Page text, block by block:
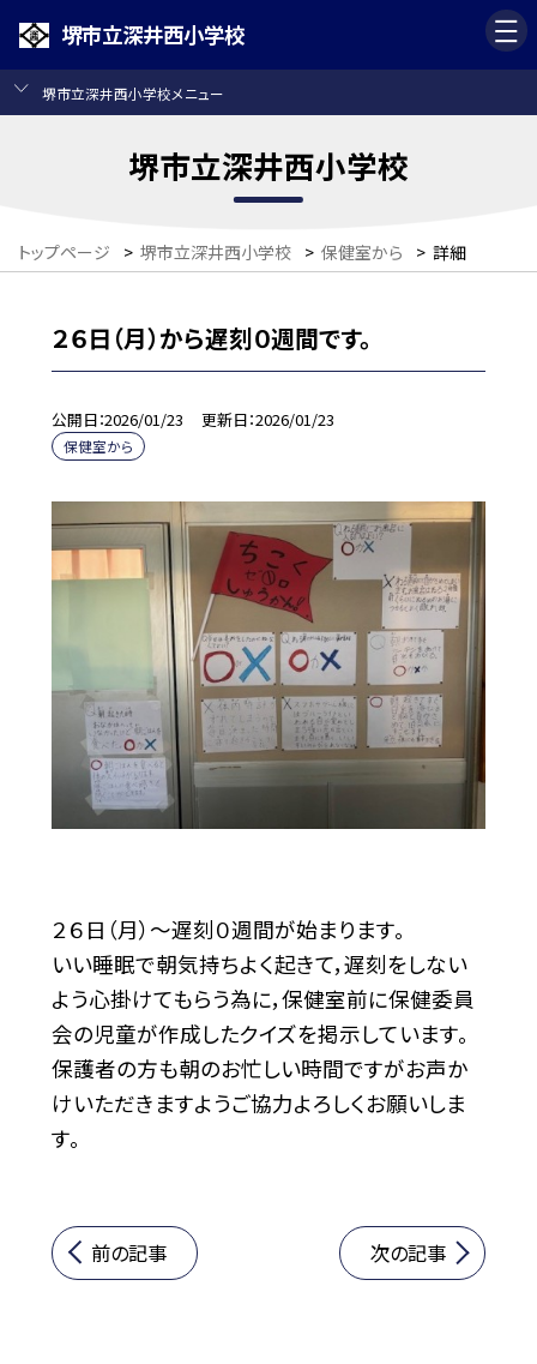
堺市立深井西小学校
堺市立深井西小学校メニュー
堺市立深井西小学校
トップページ > 堺市立深井西小学校 > 保健室から > 詳細
２６日（月）から遅刻０週間です。
公開日 2026/01/23 更新日 2026/01/23
保健室から
２６日（月）～遅刻０週間が始まります。
いい睡眠で朝気持ちよく起きて，遅刻をしない
よう心掛けてもらう為に，保健室前に保健委員
会の児童が作成したクイズを掲示しています。
保護者の方も朝のお忙しい時間ですがお声か
けいただきますようご協力よろしくお願いしま
す。
前の記事 次の記事